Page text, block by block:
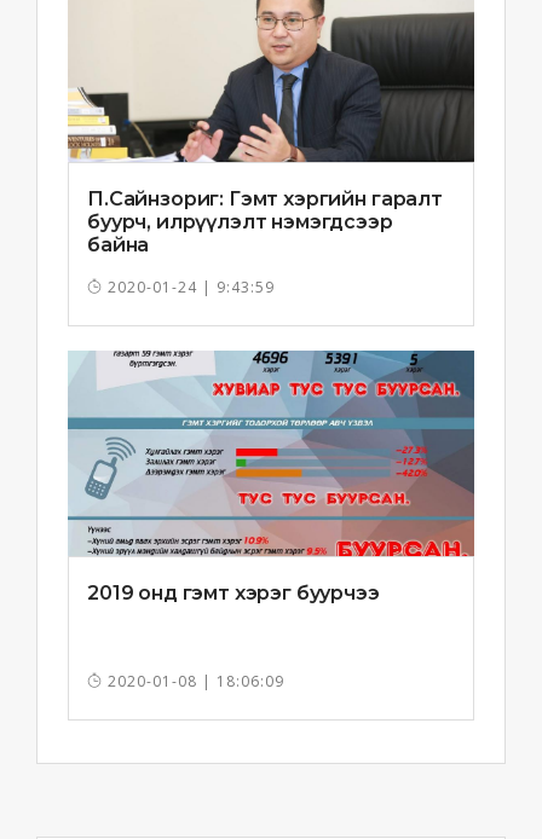
П.Сайнзориг: Гэмт хэргийн гаралт
буурч, илрүүлэлт нэмэгдсээр
байна
2020-01-24 | 9:43:59
2019 онд гэмт хэрэг буурчээ
2020-01-08 | 18:06:09